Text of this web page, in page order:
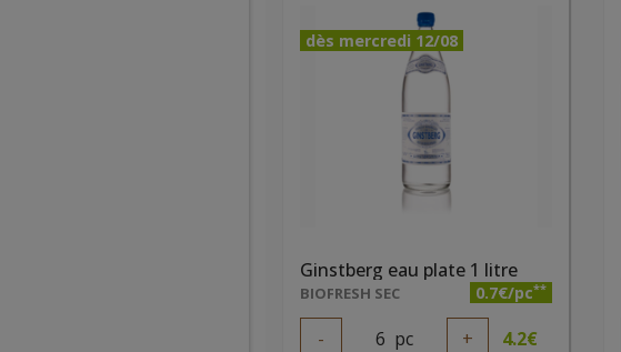
dès mercredi 12/08
Ginstberg eau plate 1 litre
BIOFRESH SEC 0.7€/pc**
- 6 pc + 4.2€